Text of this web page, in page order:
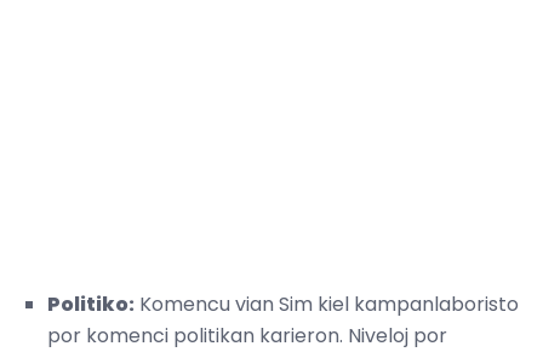
Politiko: Komencu vian Sim kiel kampanlaboristo
por komenci politikan karieron. Niveloj por